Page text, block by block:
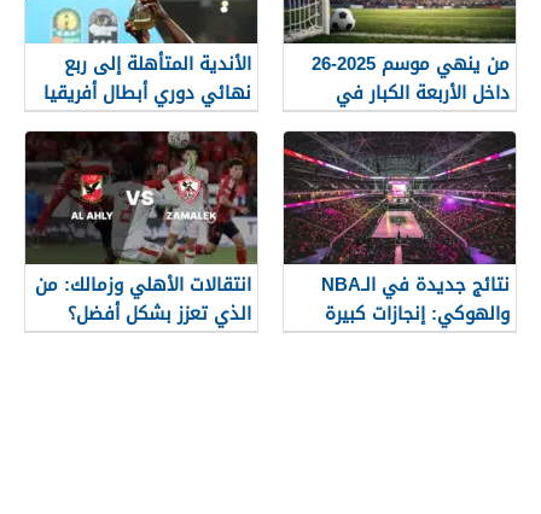
من ينهي موسم 2025-26
داخل الأربعة الكبار في
الدوري الإنجليزي؟
الأندية المتأهلة إلى ربع
نهائي دوري أبطال أفريقيا
2026 قبل الجولة الأخيرة من
دور المجموعات
نتائج جديدة في الـNBA
والهوكي: إنجازات كبيرة
وتغييرات في القوائم
انتقالات الأهلي وزمالك: من
الذي تعزز بشكل أفضل؟